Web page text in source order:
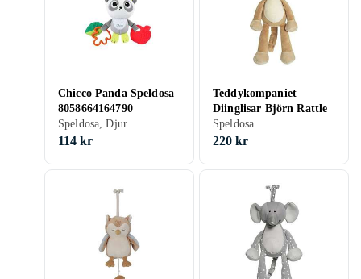
Chicco Panda Speldosa
8058664164790
Speldosa, Djur
114 kr
Teddykompaniet
Diinglisar Björn Rattle
Speldosa
220 kr